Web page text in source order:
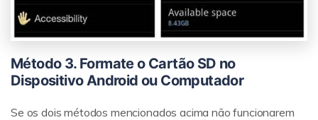
Método 3. Formate o Cartão SD no
Dispositivo Android ou Computador
Se os dois métodos mencionados acima não funcionarem